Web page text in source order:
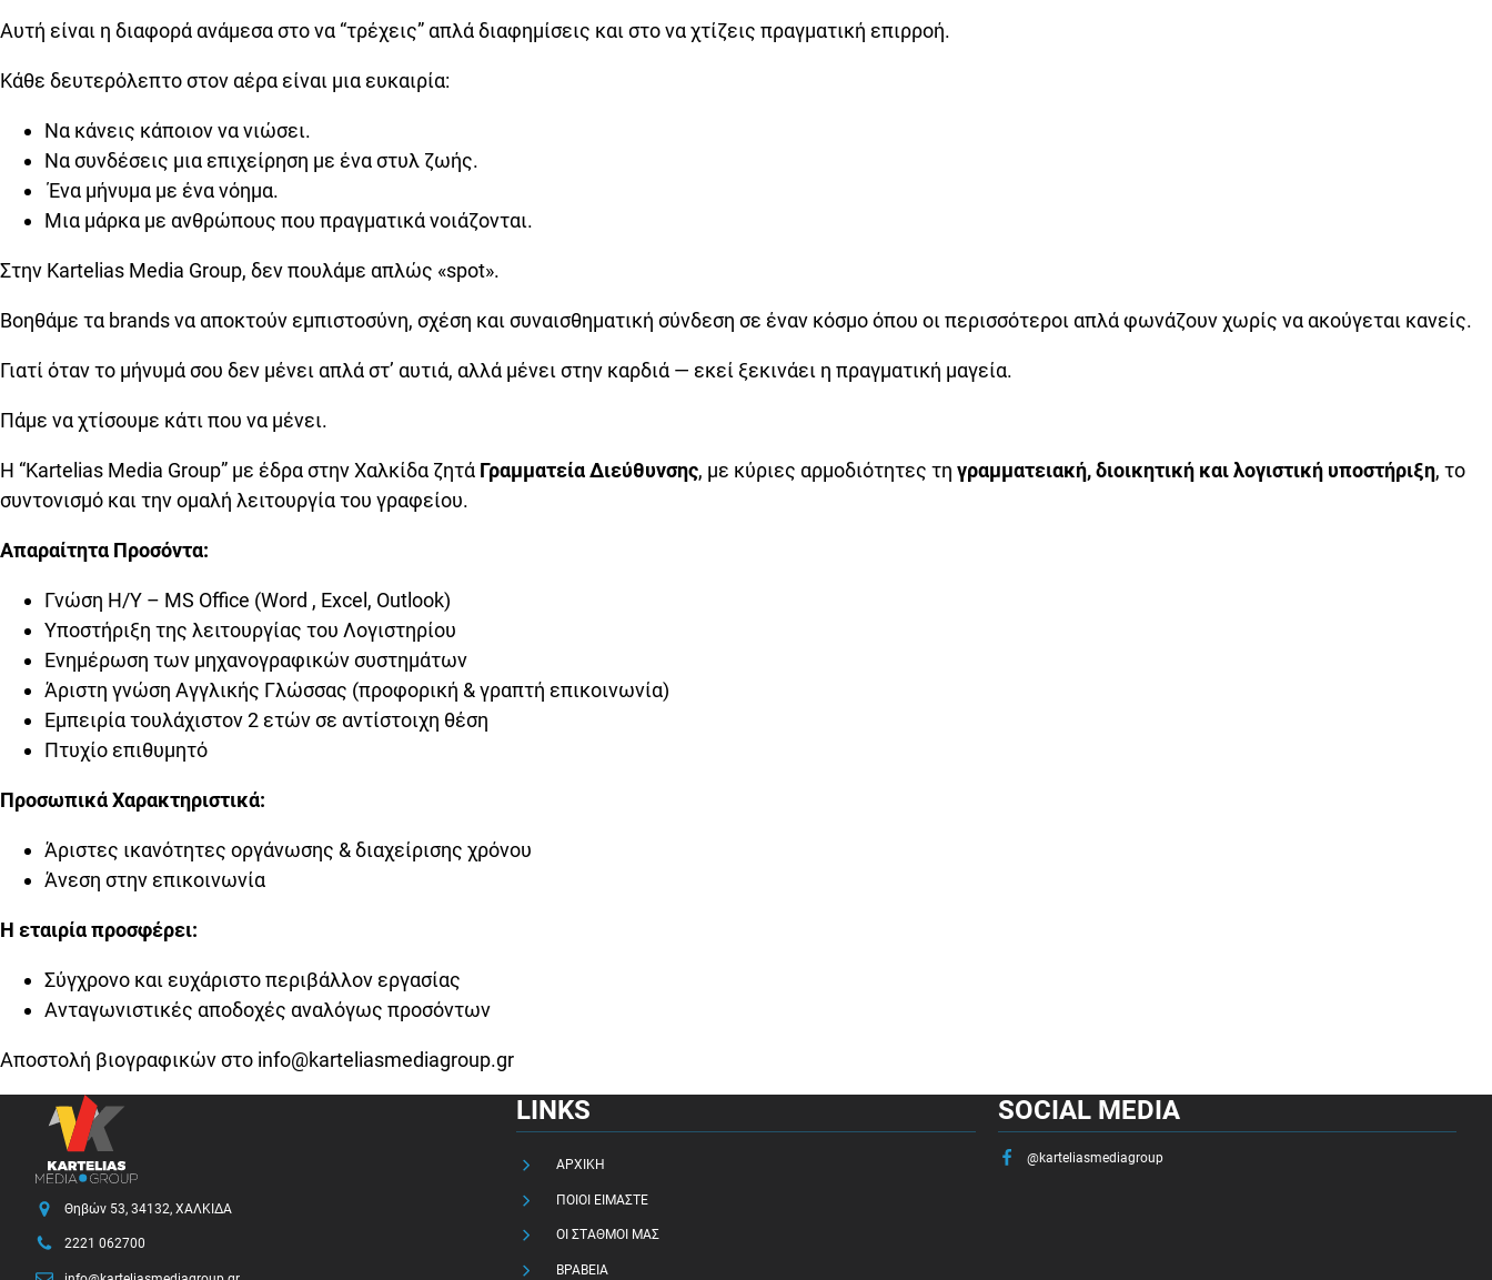
Αυτή είναι η διαφορά ανάμεσα στο να “τρέχεις” απλά διαφημίσεις και στο να χτίζεις πραγματική επιρροή.
Κάθε δευτερόλεπτο στον αέρα είναι μια ευκαιρία:
Να κάνεις κάποιον να νιώσει.
Να συνδέσεις μια επιχείρηση με ένα στυλ ζωής.
Ένα μήνυμα με ένα νόημα.
Μια μάρκα με ανθρώπους που πραγματικά νοιάζονται.
Στην Kartelias Media Group, δεν πουλάμε απλώς «spot».
Βοηθάμε τα brands να αποκτούν εμπιστοσύνη, σχέση και συναισθηματική σύνδεση σε έναν κόσμο όπου οι περισσότεροι απλά φωνάζουν χωρίς να ακούγεται κανείς.
Γιατί όταν το μήνυμά σου δεν μένει απλά στ’ αυτιά, αλλά μένει στην καρδιά — εκεί ξεκινάει η πραγματική μαγεία.
Πάμε να χτίσουμε κάτι που να μένει.
Η “Kartelias Media Group” με έδρα στην Χαλκίδα ζητά Γραμματεία Διεύθυνσης, με κύριες αρμοδιότητες τη γραμματειακή, διοικητική και λογιστική υποστήριξη, το
συντονισμό και την ομαλή λειτουργία του γραφείου.
Απαραίτητα Προσόντα:
Γνώση Η/Υ – MS Office (Word , Excel, Outlook)
Υποστήριξη της λειτουργίας του Λογιστηρίου
Ενημέρωση των μηχανογραφικών συστημάτων
Άριστη γνώση Αγγλικής Γλώσσας (προφορική & γραπτή επικοινωνία)
Εμπειρία τουλάχιστον 2 ετών σε αντίστοιχη θέση
Πτυχίο επιθυμητό
Προσωπικά Χαρακτηριστικά:
Άριστες ικανότητες οργάνωσης & διαχείρισης χρόνου
Άνεση στην επικοινωνία
Η εταιρία προσφέρει:
Σύγχρονο και ευχάριστο περιβάλλον εργασίας
Ανταγωνιστικές αποδοχές αναλόγως προσόντων
Αποστολή βιογραφικών στο info@karteliasmediagroup.gr
Θηβών 53, 34132, ΧΑΛΚΙΔΑ
2221 062700
LINKS
ΑΡΧΙΚΗ
ΠΟΙΟΙ ΕΙΜΑΣΤΕ
ΟΙ ΣΤΑΘΜΟΙ ΜΑΣ
ΒΡΑΒΕΙΑ
SOCIAL MEDIA
@karteliasmediagroup